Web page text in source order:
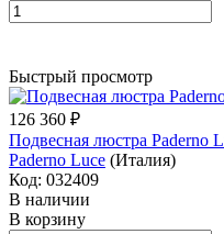
Быстрый просмотр
126 360 ₽
Подвесная люстра Paderno
Paderno Luce (Италия)
Код: 032409
В наличии
В корзину